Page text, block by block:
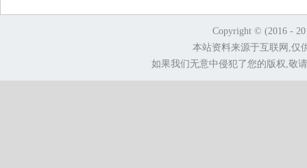
Copyright © (2016 -
本站资料来源于互联网,仅
如果我们无意中侵犯了您的版权,敬